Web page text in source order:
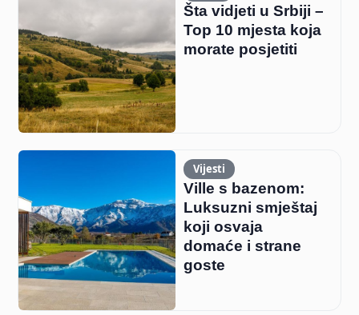
Šta vidjeti u Srbiji –
Top 10 mjesta koja
morate posjetiti
Vijesti
Ville s bazenom:
Luksuzni smještaj
koji osvaja
domaće i strane
goste